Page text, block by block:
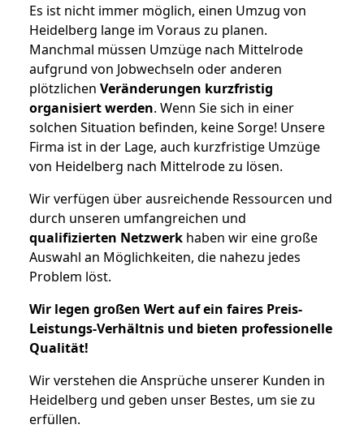
Es ist nicht immer möglich, einen Umzug von
Heidelberg lange im Voraus zu planen.
Manchmal müssen Umzüge nach Mittelrode
aufgrund von Jobwechseln oder anderen
plötzlichen Veränderungen kurzfristig
organisiert werden. Wenn Sie sich in einer
solchen Situation befinden, keine Sorge! Unsere
Firma ist in der Lage, auch kurzfristige Umzüge
von Heidelberg nach Mittelrode zu lösen.
Wir verfügen über ausreichende Ressourcen und
durch unseren umfangreichen und
qualifizierten Netzwerk haben wir eine große
Auswahl an Möglichkeiten, die nahezu jedes
Problem löst.
Wir legen großen Wert auf ein faires Preis-
Leistungs-Verhältnis und bieten professionelle
Qualität!
Wir verstehen die Ansprüche unserer Kunden in
Heidelberg und geben unser Bestes, um sie zu
erfüllen.